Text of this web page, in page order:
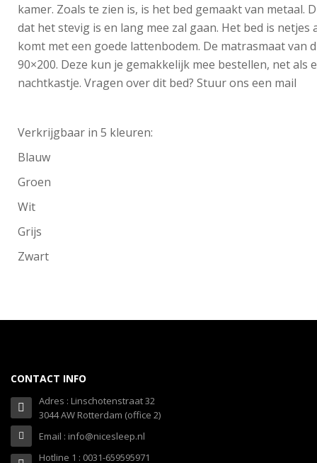
kamer. Zoals te zien is, is het bed gemaakt van metaal.
dat het stevig is en lang mee zal gaan. Het bed is netjes
komt met een goede lattenbodem. De matrasmaat van
90×200. Deze kun je gemakkelijk mee bestellen, net als
nachtkastje. Vragen over dit bed? Stuur ons een mail
Verkrijgbaar in 5 kleuren:
Blauw
Groen
Wit
Grijs
Zwart
CONTACT INFO
Adres : Linschotenstraat 32
3044 AW Rotterdam (office 2)
Email : info@nicesleep.nl
Hotline 1 : 0031-659595971